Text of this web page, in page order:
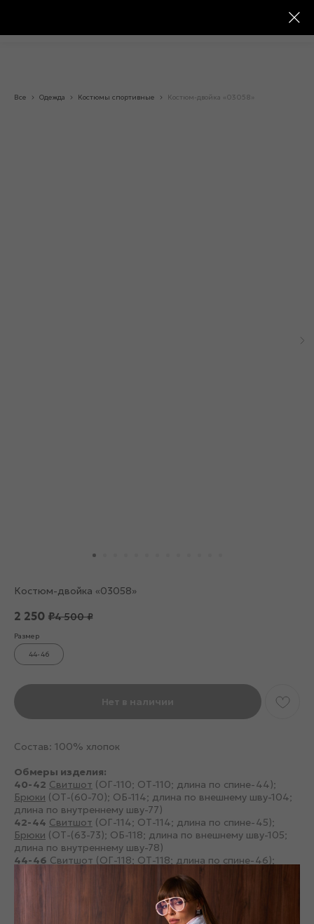
Все Одежда Костюмы спортивные Костюм-двойка «03058»
Костюм-двойка «03058»
2 250 ₽4 500 ₽
Размер
44-46
Состав: 100% хлопок
Обмеры изделия:
40-42 Свитшот (ОГ-110; ОТ-110; длина по спине-44);
Брюки (ОТ-(60-70); ОБ-114; длина по внешнему шву-104;
длина по внутреннему шву-77)
42-44 Свитшот (ОГ-114; ОТ-114; длина по спине-45);
Брюки (ОТ-(63-73); ОБ-118; длина по внешнему шву-105;
длина по внутреннему шву-78)
44-46 Свитшот (ОГ-118; ОТ-118; длина по спине-46);
(ОТ-(66-76); ОБ-122; длина по внешнему шву-106;
длина по внутреннему шву-79)